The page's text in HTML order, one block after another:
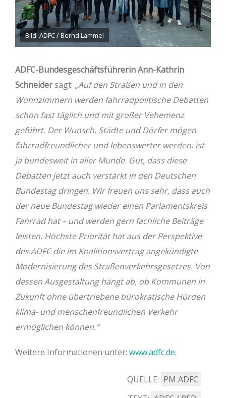
Bild: ADFC / Bernd Lammel
ADFC-Bundesgeschäftsführerin Ann-Kathrin
Schneidersagt: „Auf den Straßen und in den
Wohnzimmern werden fahrradpolitische Debatten
schon fast täglich und mit großer Vehemenz
geführt. Der Wunsch, Städte und Dörfer mögen
fahrradfreundlicher und lebenswerter werden, ist
ja bundesweit in aller Munde. Gut, dass diese
Debatten jetzt auch verstärkt in den Deutschen
Bundestag dringen. Wir freuen uns sehr, dass auch
der neue Bundestag wieder einen Parlamentskreis
Fahrrad hat – und werden gern fachliche Beiträge
leisten. Höchste Priorität hat aus der Perspektive
des ADFC die im Koalitionsvertrag angekündigte
Modernisierung des Straßenverkehrsgesetzes. Von
dessen Ausgestaltung hängt ab, ob Kommunen in
Zukunft ohne übertriebene bürokratische Hürden
klima- und menschenfreundlichen Verkehr
ermöglichen können.“
Weitere Informationen unter: www.adfc.de.
QUELLE: PM ADFC